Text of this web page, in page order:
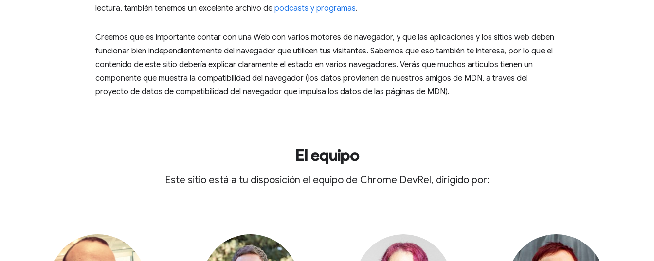
lectura, también tenemos un excelente archivo de podcasts y programas.
Creemos que es importante contar con una Web con varios motores de navegador, y que las aplicaciones y los sitios web deben
funcionar bien independientemente del navegador que utilicen tus visitantes. Sabemos que eso también te interesa, por lo que el
contenido de este sitio debería explicar claramente el estado en varios navegadores. Verás que muchos artículos tienen un
componente que muestra la compatibilidad del navegador (los datos provienen de nuestros amigos de MDN, a través del
proyecto de datos de compatibilidad del navegador que impulsa los datos de las páginas de MDN).
El equipo
Este sitio está a tu disposición el equipo de Chrome DevRel, dirigido por: